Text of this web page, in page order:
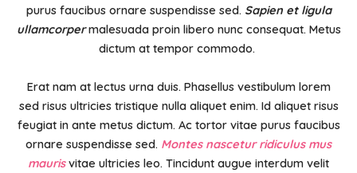
purus faucibus ornare suspendisse sed. Sapien et ligula
ullamcorpermalesuada proin libero nunc consequat. Metus
dictum at tempor commodo.
Erat nam at lectus urna duis. Phasellus vestibulum lorem
sed risus ultricies tristique nulla aliquet enim. Id aliquet risus
feugiat in ante metus dictum. Ac tortor vitae purus faucibus
ornare suspendisse sed. Montes nascetur ridiculus mus
maurisvitae ultricies leo. Tincidunt augue interdum velit